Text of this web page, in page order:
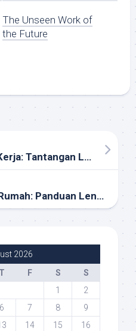
The Unseen Work of
the Future
Jalan Terjal Mencari Kerja: Tantangan Lapangan Pekerjaan di Indonesia
Pet Terbaik untuk Rumah: Panduan Lengkap Memilih Hewan Peliharaan Ideal
2026
T F S
S
1
2
6 7 8
9
14 15
16